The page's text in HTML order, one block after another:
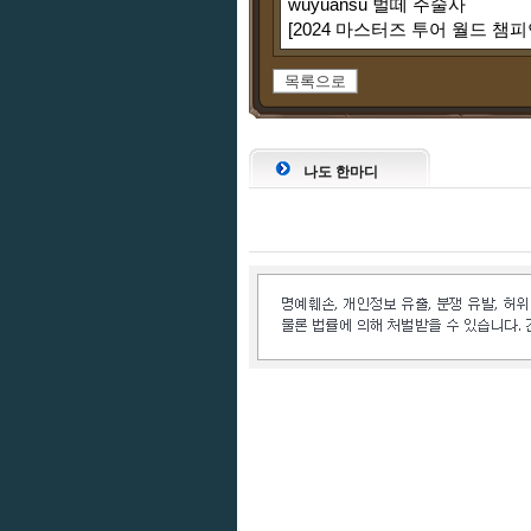
wuyuansu 벌떼 주술사
[2024 마스터즈 투어 월드 챔
목록으로
나도 한마디